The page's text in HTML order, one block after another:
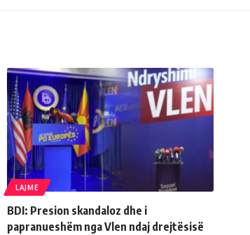
LAJME
BDI: Presion skandaloz dhe i
papranueshëm nga Vlen ndaj drejtësisë